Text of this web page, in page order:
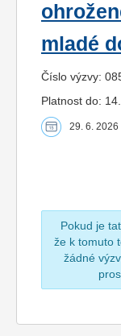
mladé
Číslo výzvy:
Platnost do:
29. 6. 2026
Pokud je
že k tomuto
žádné